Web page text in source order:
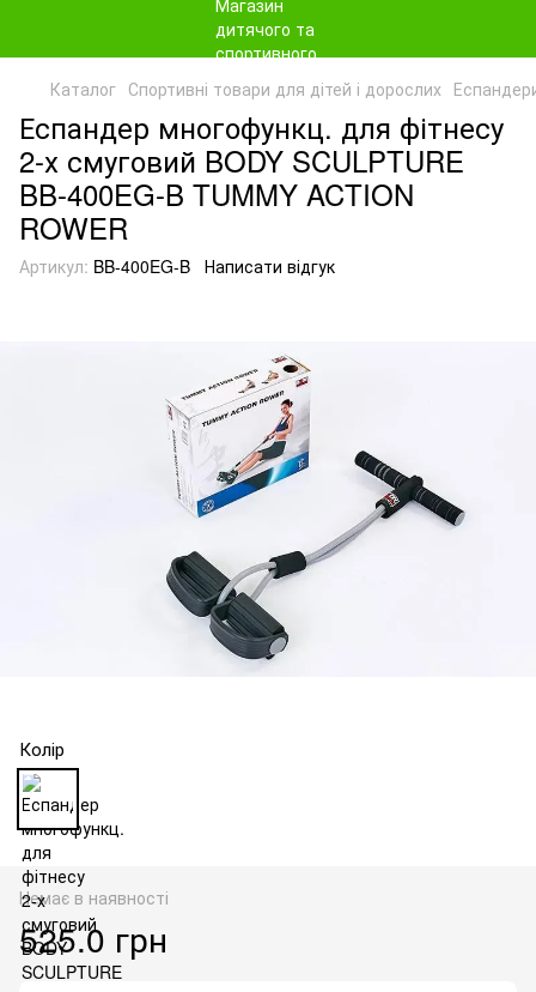
Каталог Спортивні товари для дітей і дорослих
Еспандер многофункц. для фітнесу
2-х смуговий BODY SCULPTURE
BB-400EG-B TUMMY ACTION
ROWER
Артикул: BB-400EG-B Написати відгук
Колір
Немає в наявності
525.0 грн